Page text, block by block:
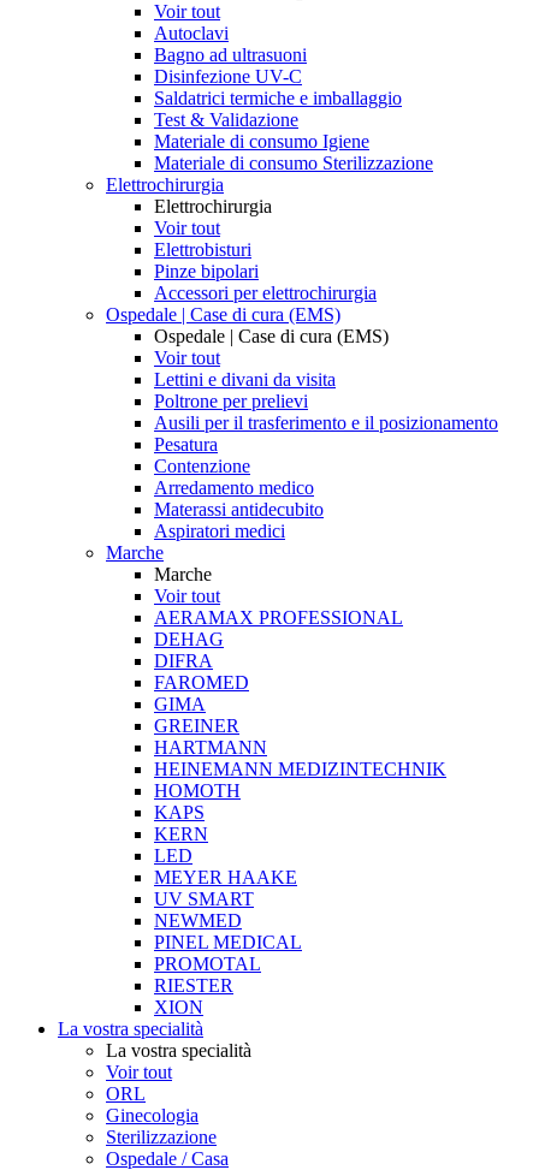
Voir tout
Autoclavi
Bagno ad ultrasuoni
Disinfezione UV-C
Saldatrici termiche e imballaggio
Test & Validazione
Materiale di consumo Igiene
Materiale di consumo Sterilizzazione
Elettrochirurgia
Elettrochirurgia
Voir tout
Elettrobisturi
Pinze bipolari
Accessori per elettrochirurgia
Ospedale | Case di cura (EMS)
Ospedale | Case di cura (EMS)
Voir tout
Lettini e divani da visita
Poltrone per prelievi
Ausili per il trasferimento e il posizionamento
Pesatura
Contenzione
Arredamento medico
Materassi antidecubito
Aspiratori medici
Marche
Marche
Voir tout
AERAMAX PROFESSIONAL
DEHAG
DIFRA
FAROMED
GIMA
GREINER
HARTMANN
HEINEMANN MEDIZINTECHNIK
HOMOTH
KAPS
KERN
LED
MEYER HAAKE
UV SMART
NEWMED
PINEL MEDICAL
PROMOTAL
RIESTER
XION
La vostra specialità
La vostra specialità
Voir tout
ORL
Ginecologia
Sterilizzazione
Ospedale / Casa